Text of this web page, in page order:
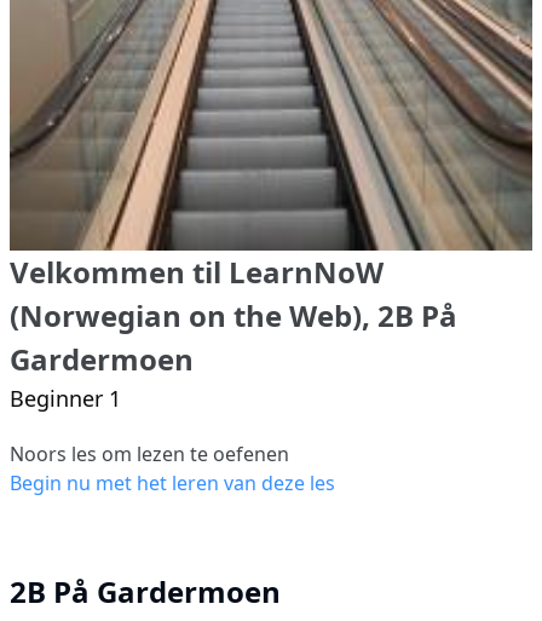
Velkommen til LearnNoW
(Norwegian on the Web), 2B På
Gardermoen
Beginner 1
Noors les om lezen te oefenen
Begin nu met het leren van deze les
2B På Gardermoen